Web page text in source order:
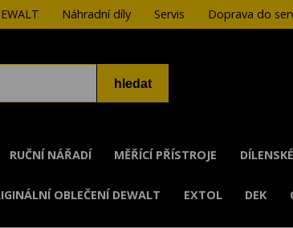
Náhradní díly Servis Doprava do
RUČNÍ NÁŘADÍ MĚŘÍCÍ PŘÍSTROJE
OBLEČENÍ DEWALT EXTOL DEK